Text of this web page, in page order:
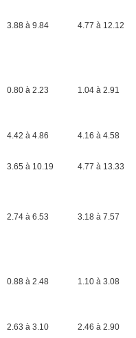
3.88 à 9.84 4.77 à 12.12
0.80 à 2.23 1.04 à 2.91
4.42 à 4.86 4.16 à 4.58
3.65 à 10.19 4.77 à 13.33
2.74 à 6.53 3.18 à 7.57
0.88 à 2.48 1.10 à 3.08
2.63 à 3.10 2.46 à 2.90